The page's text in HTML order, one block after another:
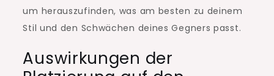
um herauszufinden, was am besten zu deinem
Stil und den Schwächen deines Gegners passt.
Auswirkungen der